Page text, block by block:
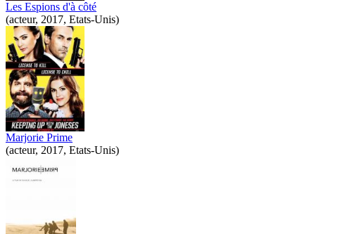
Les Espions d'à côté
(acteur, 2017, Etats-Unis)
Marjorie Prime
(acteur, 2017, Etats-Unis)